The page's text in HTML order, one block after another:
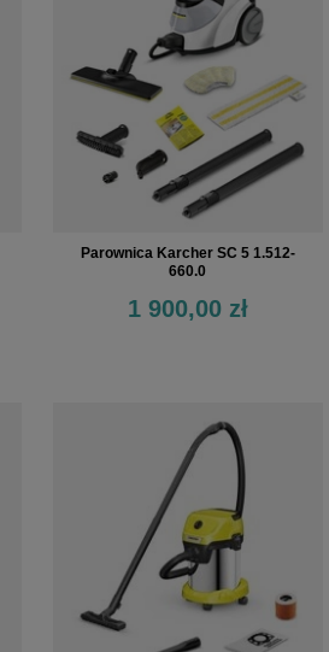
Parownica Karcher SC 5 1.512-
660.0
1 900,00 zł